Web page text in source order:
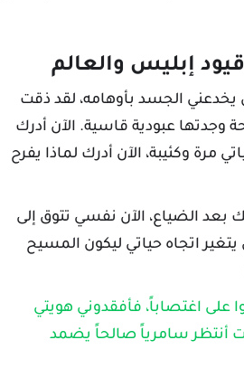
إبليس والعالم
يخدعني الجسد بأوهامه، لقد ذقت
وجدتها عبودية قاسية. الآن أدرك
وكئيبة، الآن أدرك لماذا يفرح
بعد الضياع، الآن نفسي تتوق إلى
اتجاه حياتي ليكون المسيح
على اغتصاباً، فأفقدوني هويتي
أنتظر سامرياً صالحاً يضمد